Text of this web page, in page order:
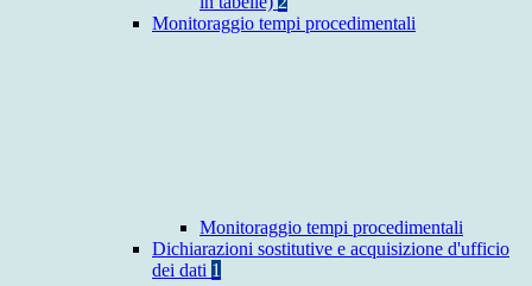
Monitoraggio tempi procedimentali
Monitoraggio tempi procedimentali
Dichiarazioni sostitutive e acquisizione d'ufficio
dei dati 1